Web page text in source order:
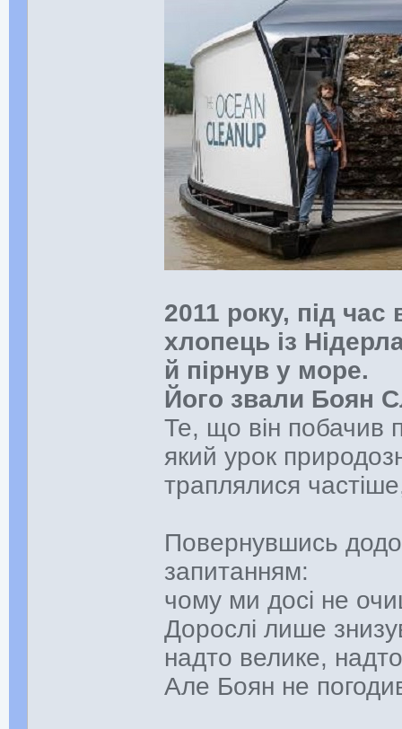
2011 року, під час
хлопець із
й пірнув у море.
Його звали Боян
Те, що він побачив
який урок
траплялися
Повернувшись
запитанням:
чому ми досі не
Дорослі лише
надто велике,
Але Боян не